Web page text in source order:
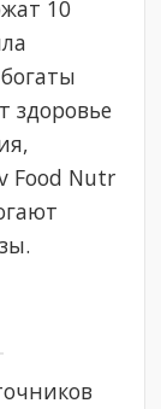
10
здоровье
Food Nutr